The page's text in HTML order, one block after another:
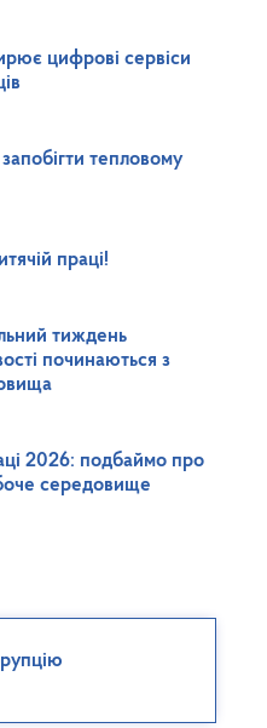
цифрові сервіси
тепловому
праці!
тиждень
починаються з
2026: подбаймо про
середовище